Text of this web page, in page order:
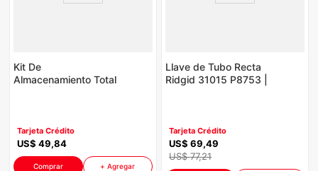
Kit De
Almacenamiento Total
Tarjeta Crédito
US$ 49,84
Comprar + Agregar
Llave de Tubo Recta
Ridgid 31015 P8753 |
Tarjeta Crédito
US$ 69,49
US$ 77,21